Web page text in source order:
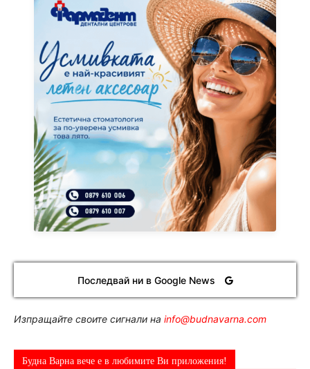
Последвай ни в Google News
Изпращайте своите сигнали на info@budnavarna.com
Будна Варна вече е в любимите Ви приложения!